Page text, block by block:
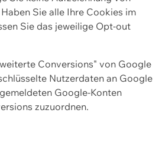
Sie alle Ihre Cookies im
Sie das jeweilige Opt-out
Conversions" von Google
Nutzerdaten an Google
Google-Konten
zuzuordnen.